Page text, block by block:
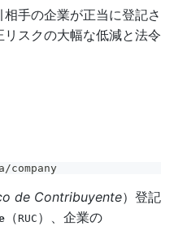
手の企業が正当に登記さ
スクの大幅な低減と法令
de Contribuyente）登記
（ RUC ）、企業の